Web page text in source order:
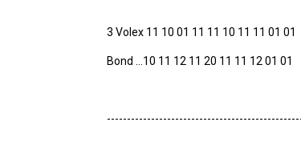
3 Volex 11 10 01 11 11 10 11 11 01 01
Bond ...10 11 12 11 20 11 11 12 01 01